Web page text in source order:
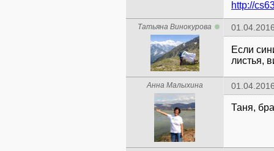
Татьяна Винокурова
Если
листья,
Анна Малыхина
Таня,